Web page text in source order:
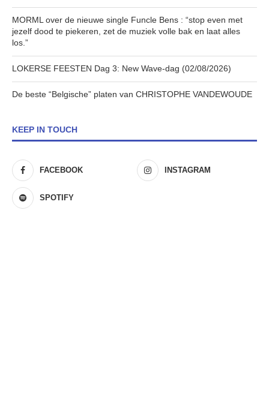
MORML over de nieuwe single Funcle Bens : “stop even met
jezelf dood te piekeren, zet de muziek volle bak en laat alles
los.”
LOKERSE FEESTEN Dag 3: New Wave-dag (02/08/2026)
De beste “Belgische” platen van CHRISTOPHE VANDEWOUDE
KEEP IN TOUCH
FACEBOOK INSTAGRAM
SPOTIFY